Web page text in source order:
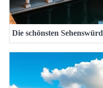
Die schönsten